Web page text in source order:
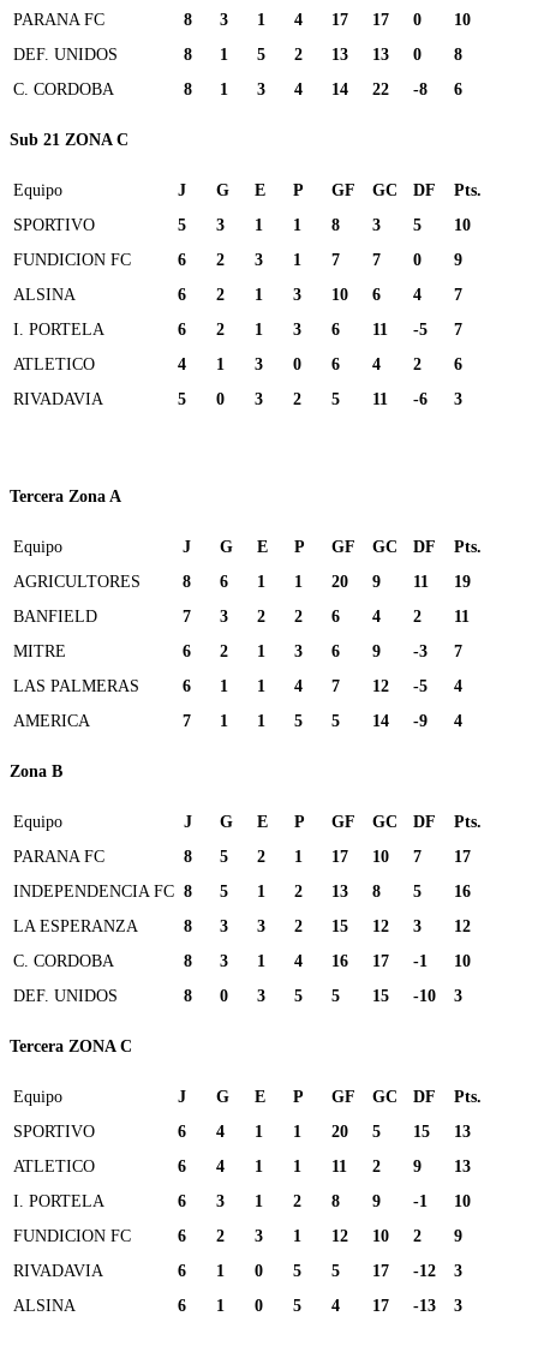
PARANA FC
8 3 1 4 17 17 0
10
DEF. UNIDOS
8 1 5 2 13 13 0
8
C. CORDOBA
8 1 3 4 14 22 -8 6
Sub 21 ZONA C
Equipo J G E P GF GC DF
Pts.
SPORTIVO
5 3 1 1 8 3 5
10
FUNDICION FC
6 2 3 1 7 7 0
9
ALSINA
6 2 1 3 10 6 4
7
I. PORTELA
6 2 1 3 6 11 -5
7
ATLETICO
4 1 3 0 6 4 2
6
RIVADAVIA
5 0 3 2 5 11 -6 3
Tercera Zona A
Equipo J G E P GF GC DF
Pts.
AGRICULTORES
8 6 1 1 20 9 11
19
BANFIELD
7 3 2 2 6 4 2
11
MITRE
6 2 1 3 6 9 -3
7
LAS PALMERAS
6 1 1 4 7 12 -5
4
AMERICA
7 1 1 5 5 14 -9 4
Zona B
Equipo J G E P GF GC DF
Pts.
PARANA FC
8 5 2 1 17 10 7
17
INDEPENDENCIA FC 8 5 1 2 13 8 5
16
LA ESPERANZA
8 3 3 2 15 12 3
12
C. CORDOBA
8 3 1 4 16 17 -1
10
DEF. UNIDOS
8 0 3 5 5 15 -10 3
Tercera ZONA C
Equipo J G E P GF GC DF
Pts.
SPORTIVO
6 4 1 1 20 5 15
13
ATLETICO
6 4 1 1 11 2 9
13
I. PORTELA
6 3 1 2 8 9 -1
10
FUNDICION FC
6 2 3 1 12 10 2
9
RIVADAVIA
6 1 0 5 5 17 -12
3
ALSINA
6 1 0 5 4 17 -13 3